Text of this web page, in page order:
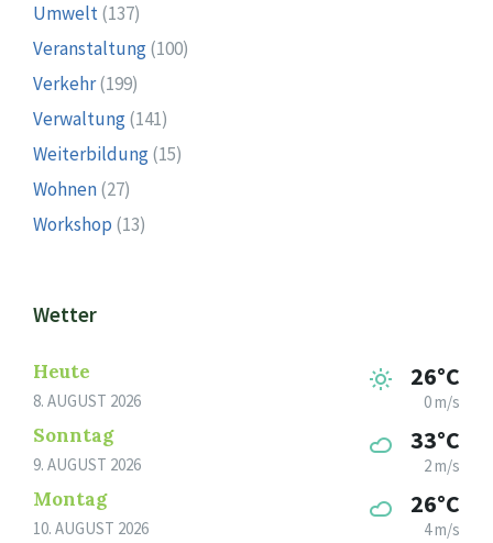
Umwelt(137)
Veranstaltung(100)
Verkehr(199)
Verwaltung(141)
Weiterbildung(15)
Wohnen(27)
Workshop (13)
Wetter
Heute
8. AUGUST 2026
26°C
0 m/s
Sonntag
9. AUGUST 2026
33°C
2 m/s
Montag
10. AUGUST 2026
26°C
4 m/s